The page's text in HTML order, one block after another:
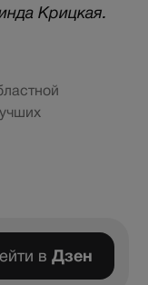
Крицкая.
в Дзен